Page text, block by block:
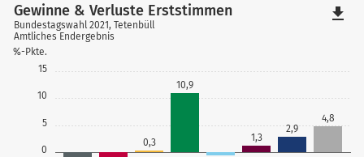
0
5
10
15
%-Pkte.
0,3
10,9
1,3
2,9
4,8
Gewinne & Verluste Erststimmen
Bundestagswahl 2021, Tetenbüll
Amtliches Endergebnis
file_download